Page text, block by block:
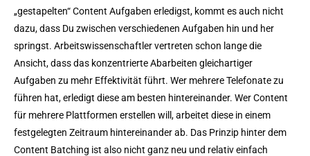
„gestapelten“ Content Aufgaben erledigst, kommt es auch nicht
dazu, dass Du zwischen verschiedenen Aufgaben hin und her
springst. Arbeitswissenschaftler vertreten schon lange die
Ansicht, dass das konzentrierte Abarbeiten gleichartiger
Aufgaben zu mehr Effektivität führt. Wer mehrere Telefonate zu
führen hat, erledigt diese am besten hintereinander. Wer Content
für mehrere Plattformen erstellen will, arbeitet diese in einem
festgelegten Zeitraum hintereinander ab. Das Prinzip hinter dem
Content Batching ist also nicht ganz neu und relativ einfach